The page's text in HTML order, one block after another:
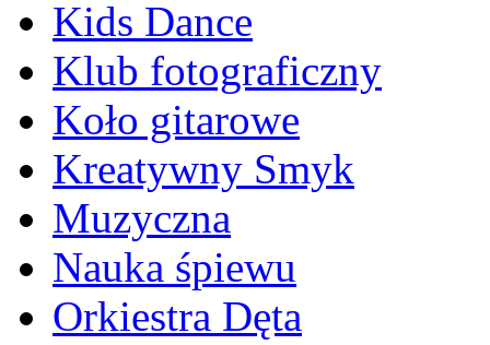
Kids Dance
Klub fotograficzny
Koło gitarowe
Kreatywny Smyk
Muzyczna
Nauka śpiewu
Orkiestra Dęta